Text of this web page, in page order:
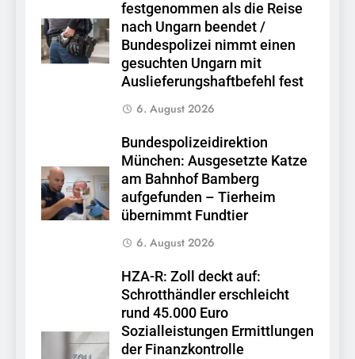
festgenommen als die Reise
nach Ungarn beendet /
Bundespolizei nimmt einen
gesuchten Ungarn mit
Auslieferungshaftbefehl fest
6. August 2026
Bundespolizeidirektion
München: Ausgesetzte Katze
am Bahnhof Bamberg
aufgefunden – Tierheim
übernimmt Fundtier
6. August 2026
HZA-R: Zoll deckt auf:
Schrotthändler erschleicht
rund 45.000 Euro
Sozialleistungen Ermittlungen
der Finanzkontrolle